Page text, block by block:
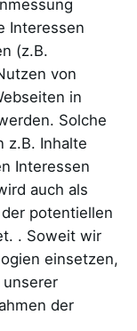
Interessen
(z.B.
von
in
Solche
z.B. Inhalte
Interessen
auch als
der potentiellen
. Soweit wir
einsetzen,
der